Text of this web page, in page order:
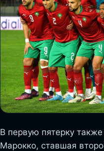
В первую пятерку
Марокко, ставшая